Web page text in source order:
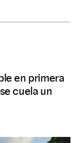
en primera
cuela un